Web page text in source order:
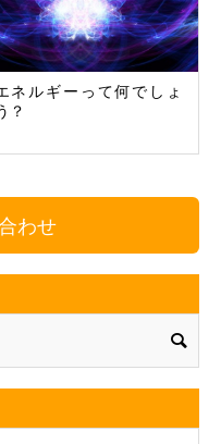
ネルギーって何でしょ
？
わせ